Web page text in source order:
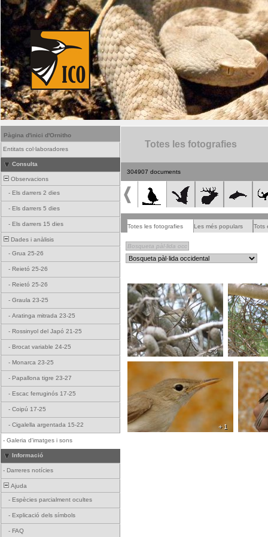
Pàgina d'inici d'Ornitho
Entitats col·laboradores
Consulta
Observacions
- Els darrers 2 dies
- Els darrers 5 dies
- Els darrers 15 dies
Dades i anàlisis
- Grua 25-26
- Reietó 25-26
- Reietó 25-26
- Graula 23-25
- Aratinga mitrada 23-25
- Rossinyol del Japó 21-25
- Brocat variable 24-25
- Monarca 23-25
- Papallona tigre 23-27
- Escac ferruginós 17-25
- Coipú 17-25
- Cigalella argentada 15-22
- Galeria d'imatges i sons
Informació
- Darreres notícies
Ajuda
- Espècies parcialment ocultes
- Explicació dels símbols
- FAQ
Totes les fotografies
304907 documents
Totes les fotografies Les més populars Tots
+ 3
+ 1